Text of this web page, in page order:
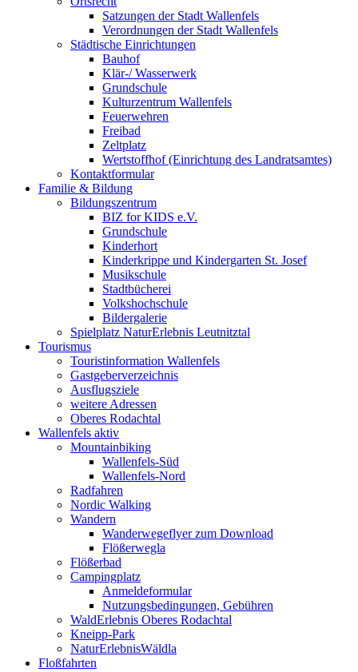
Satzungen der Stadt Wallenfels
Verordnungen der Stadt Wallenfels
Städtische Einrichtungen
Bauhof
Klär-/ Wasserwerk
Grundschule
Kulturzentrum Wallenfels
Feuerwehren
Freibad
Zeltplatz
Wertstoffhof (Einrichtung des Landratsamtes)
Kontaktformular
Familie & Bildung
Bildungszentrum
BIZ for KIDS e.V.
Grundschule
Kinderhort
Kinderkrippe und Kindergarten St. Josef
Musikschule
Stadtbücherei
Volkshochschule
Bildergalerie
Spielplatz NaturErlebnis Leutnitztal
Tourismus
Touristinformation Wallenfels
Gastgeberverzeichnis
Ausflugsziele
weitere Adressen
Oberes Rodachtal
Wallenfels aktiv
Mountainbiking
Wallenfels-Süd
Wallenfels-Nord
Radfahren
Nordic Walking
Wandern
Wanderwegeflyer zum Download
Flößerwegla
Flößerbad
Campingplatz
Anmeldeformular
Nutzungsbedingungen, Gebühren
WaldErlebnis Oberes Rodachtal
Kneipp-Park
NaturErlebnisWäldla
Floßfahrten